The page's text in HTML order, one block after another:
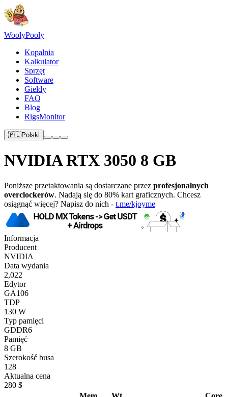
WoolyPooly
Kopalnia
Kalkulator
Sprzęt
Software
Giełdy
FAQ
Blog
RigsMonitor
🇵🇱Polski
NVIDIA RTX 3050 8 GB
Poniższe przetaktowania są dostarczane przez profesjonalnych
overclockerów. Nadają się do 80% kart graficznych. Chcesz
osiągnąć więcej? Napisz do nich - t.me/kjoyme
Informacja
Producent
NVIDIA
Data wydania
2,022
Edytor
GA106
TDP
130 W
Typ pamięci
GDDR6
Pamięć
8 GB
Szerokość busa
128
Aktualna cena
280 $